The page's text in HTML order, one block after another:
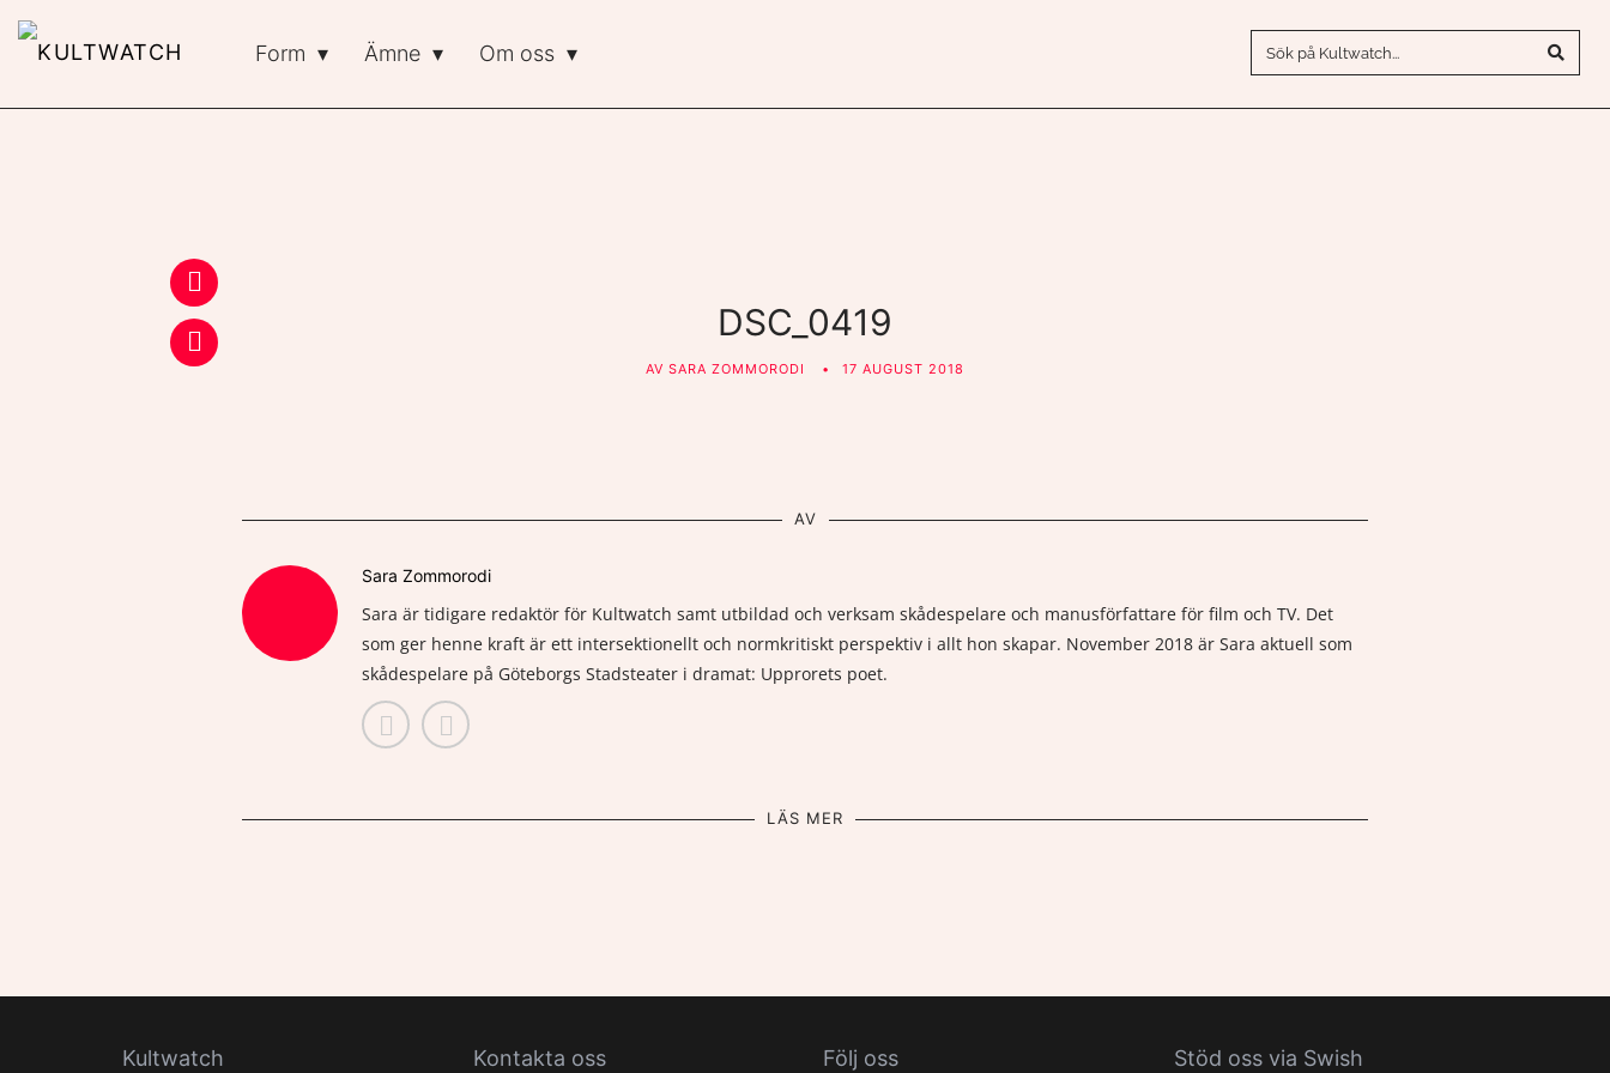
Form Ämne Om oss
DSC_0419
AV SARA ZOMMORODI 17 AUGUST 2018
AV
Sara Zommorodi
Sara är tidigare redaktör för Kultwatch samt utbildad och verksam skådespelare och manusförfattare för film och TV. Det
som ger henne kraft är ett intersektionellt och normkritiskt perspektiv i allt hon skapar. November 2018 är Sara aktuell som
skådespelare på Göteborgs Stadsteater i dramat: Upprorets poet.
LÄS MER
Kultwatch Kontakta oss Följ oss Stöd oss via Swish